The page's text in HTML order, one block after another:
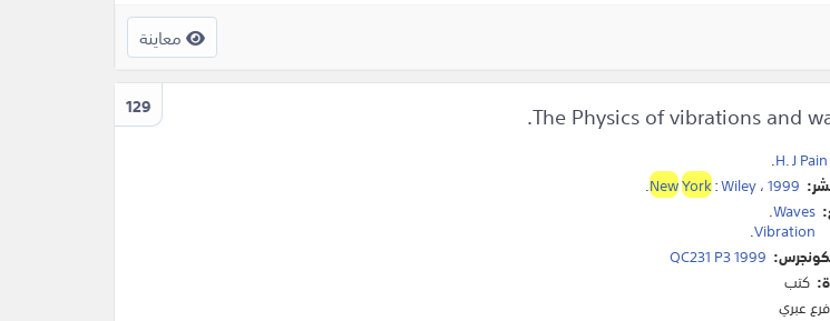
معاينة
129
H. J Pain
.
NewYork:Wiley،1999
.
Waves
.
Vibration
.
QC231 P3 1999
كتب
فرع عبري